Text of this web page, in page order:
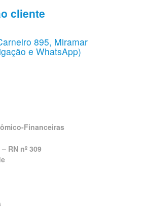
cliente
895, Miramar
e WhatsApp)
Financeiras
RN nº 309